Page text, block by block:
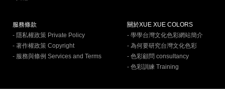
服務條款
- 隱私權政策 Private Policy
- 著作權政策 Copyright
- 服務與條例 Services and Terms
關於XUE XUE COLORS
- 學學台灣文化色彩網站簡介
- 為何要研究台灣文化色彩
- 色彩顧問 consultancy
- 色彩訓練 Training